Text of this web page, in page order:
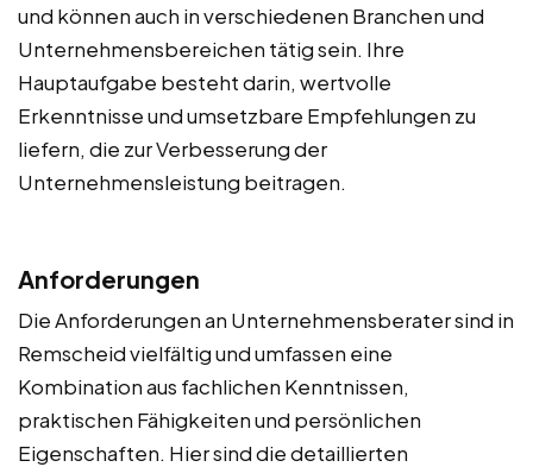
und können auch in verschiedenen Branchen und
Unternehmensbereichen tätig sein. Ihre
Hauptaufgabe besteht darin, wertvolle
Erkenntnisse und umsetzbare Empfehlungen zu
liefern, die zur Verbesserung der
Unternehmensleistung beitragen.
Anforderungen
Die Anforderungen an Unternehmensberater sind in
Remscheid vielfältig und umfassen eine
Kombination aus fachlichen Kenntnissen,
praktischen Fähigkeiten und persönlichen
Eigenschaften. Hier sind die detaillierten